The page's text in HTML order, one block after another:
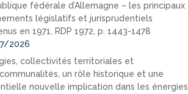
fédérale d’Allemagne – les principaux
législatifs et jurisprudentiels
en 1971, RDP 1972, p. 1443-1478
2026
collectivités territoriales et
un rôle historique et une
nouvelle implication dans les énergies